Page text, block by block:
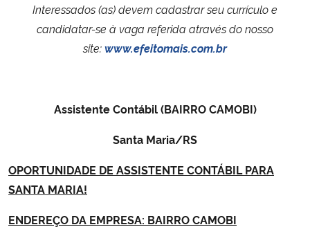
Ministério da Ciência, Tecnologia, Inovações e Comunicações
Ministério do Desenvolvimento Regional
Interessados (as) devem cadastrar seu currículo e
candidatar-se à vaga referida através do nosso
site:www.efeitomais.com.br
Assistente Contábil (BAIRRO CAMOBI)
Santa Maria/RS
OPORTUNIDADE DE ASSISTENTE CONTÁBIL PARA
SANTA MARIA!
ENDEREÇO DA EMPRESA: BAIRRO CAMOBI